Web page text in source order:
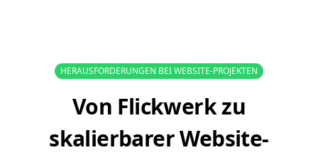
HERAUSFORDERUNGEN BEI WEBSITE-PROJEKTEN
Von Flickwerk zu
skalierbarer Website-